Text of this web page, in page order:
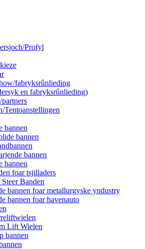
Profyl
fabryksrûnlieding
en fabryksrûnlieding)
Tentoanstellingen
bannen
bannen
bannen
bannen
foar tsjilladers
Banden
bannen foar metallurgyske yndustry
bannen foar havenauto
Lift Wielen
bannen